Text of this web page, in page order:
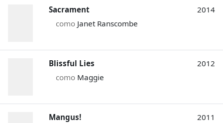
Sacrament
como Janet Ranscombe
2014
Blissful Lies
como Maggie
2012
Mangus!
2011